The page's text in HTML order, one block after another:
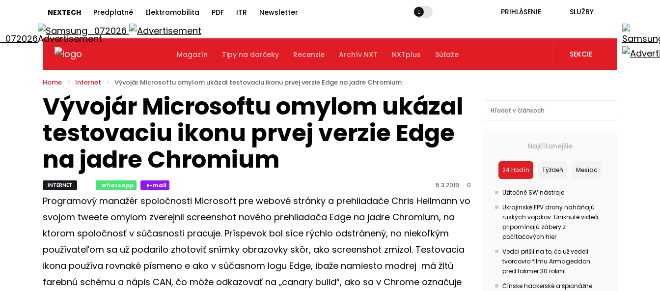
NEXTECH Predplatné Elektromobilita PDF ITR Newsletter PRIHLÁSENIE SLUŽBY
Magazín Tipy na darčeky Recenzie Archív NXT NXTplus Súťaže SEKCIE
Home Internet Vývojár Microsoftu omylom ukázal testovaciu ikonu prvej verzie Edge na jadre Chromium
Vývojár Microsoftu omylom ukázal
testovaciu ikonu prvej verzie Edge
na jadre Chromium
INTERNET whatsapp E-mail 5.3.2019 0
Programový manažér spoločnosti Microsoft pre webové stránky a prehliadače Chris Heilmann vo
svojom tweete omylom zverejnil screenshot nového prehliadača Edge na jadre Chromium, na
ktorom spoločnosť v súčasnosti pracuje. Príspevok bol síce rýchlo odstránený, no niekoľkým
používateľom sa už podarilo zhotoviť snímky obrazovky skôr, ako screenshot zmizol. Testovacia
ikona používa rovnaké písmeno e ako v súčasnom logu Edge, ibaže namiesto modrej má žltú
farebnú schému a nápis CAN, čo môže odkazovať na „canary build“, ako sa v Chrome označuje
Najčítanejšie
24 Hodín Týždeň Mesiac
Užitočné SW nástroje
Ukrajinské FPV drony naháňajú
ruských vojakov. Uniknuté videá
pripomínajú zábery z
počítačových hier.
Vedci prišli na to, čo už vedeli
tvorcovia filmu Armageddon
pred takmer 30 rokmi
Čínske hackerské a špionážne